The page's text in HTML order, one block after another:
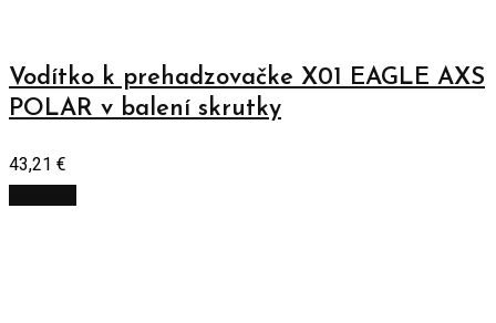
Vodítko k prehadzovačke X01 EAGLE AXS
POLAR v balení skrutky
43,21 €